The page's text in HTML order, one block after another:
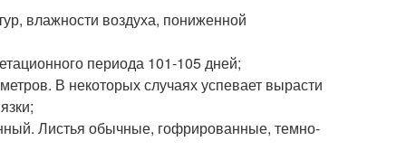
влажности воздуха, пониженной
периода 101-105 дней;
В некоторых случаях успевает вырасти
Листья обычные, гофрированные, темно-